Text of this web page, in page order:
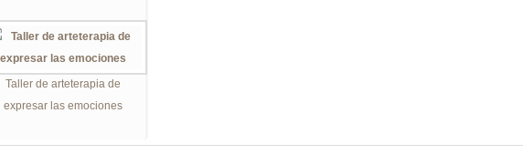
Taller de arteterapia de
expresar las emociones